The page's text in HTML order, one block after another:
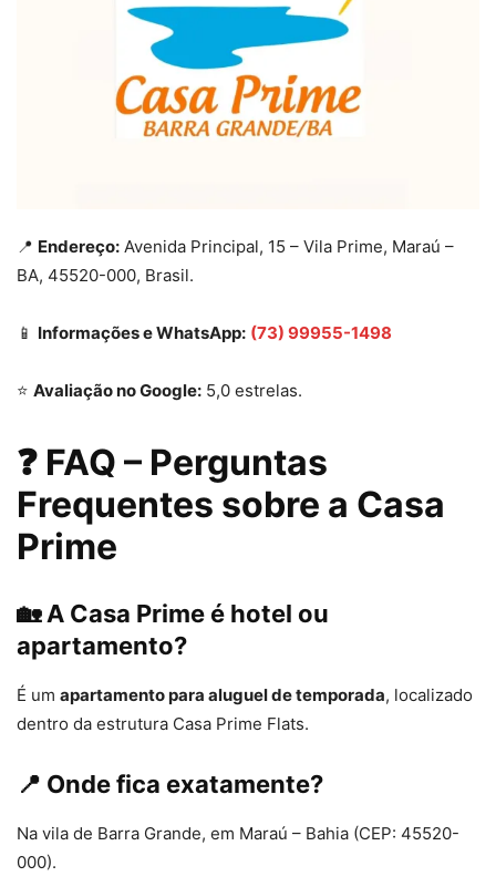
📍 Endereço: Avenida Principal, 15 – Vila Prime, Maraú –
BA, 45520-000, Brasil.
📱 Informações e WhatsApp: (73) 99955-1498
⭐ Avaliação no Google: 5,0 estrelas.
❓ FAQ – Perguntas
Frequentes sobre a Casa
Prime
🏡 A Casa Prime é hotel ou
apartamento?
É um apartamento para aluguel de temporada, localizado
dentro da estrutura Casa Prime Flats.
📍 Onde fica exatamente?
Na vila de Barra Grande, em Maraú – Bahia (CEP: 45520-
000).